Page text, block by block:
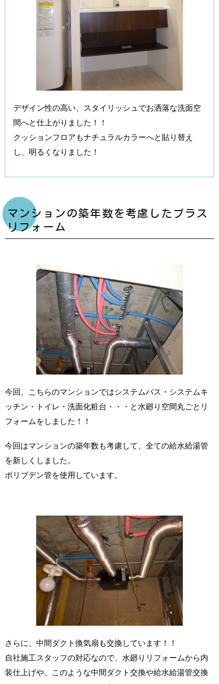
デザイン性の高い、スタイリッシュでお洒落な洗面空
間へと仕上がりました！！
クッションフロアもナチュラルカラーへと貼り替え
し、明るくなりました！
マンションの築年数を考慮したプラス
リフォーム
今回、こちらのマンションではシステムバス・システムキ
ッチン・トイレ・洗面化粧台・・・と水廻り空間丸ごとリ
フォームをしました！！
今回はマンションの築年数も考慮して、全ての給水給湯管
を新しくしました。
ポリブデン管を使用しています。
さらに、中間ダクト換気扇も交換しています！！
自社施工スタッフの対応なので、水廻りリフォームから内
装仕上げや、このような中間ダクト交換や給水給湯管交換